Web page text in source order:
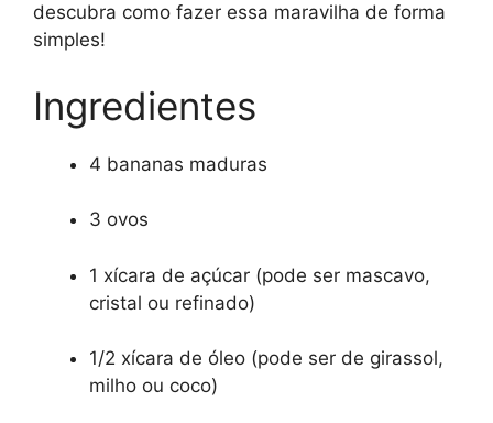
descubra como fazer essa maravilha de forma
simples!
Ingredientes
4 bananas maduras
3 ovos
1 xícara de açúcar (pode ser mascavo,
cristal ou refinado)
1/2 xícara de óleo (pode ser de girassol,
milho ou coco)